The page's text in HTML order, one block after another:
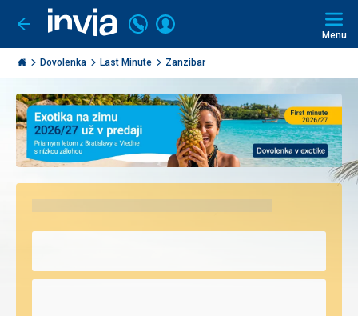
Ísť
späť
Invia.sk
Volajte
+421
2
3221
0491
Prihlásiť
Menu
Dovolenka Last Minute Zanzibar